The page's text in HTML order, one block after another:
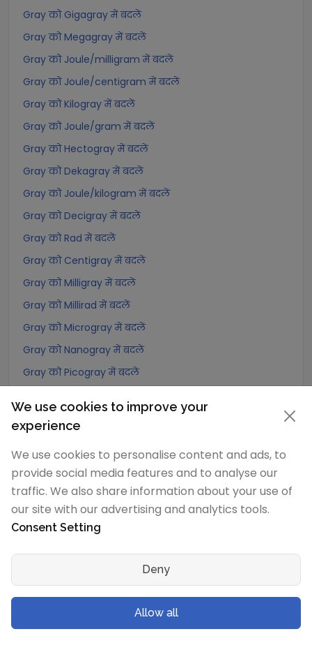
Gray को Gigagray में बदलें
Gray को Megagray में बदलें
Gray को Joule/milligram में बदलें
Gray को Joule/centigram में बदलें
Gray को Kilogray में बदलें
Gray को Joule/gram में बदलें
Gray को Hectogray में बदलें
Gray को Dekagray में बदलें
Gray को Joule/kilogram में बदलें
Gray को Decigray में बदलें
Gray को Rad में बदलें
Gray को Centigray में बदलें
Gray को Milligray में बदलें
Gray को Millirad में बदलें
Gray को Microgray में बदलें
Gray को Nanogray में बदलें
Gray को Picogray में बदलें
Gray को Attogray में बदलें
Joule/kilogramरूपांतरण
Joule/kilogram को Exagray में बदलें
Joule/kilogram को Petagray में बदलें
Joule/kilogram को Teragray में बदलें
Joule/kilogram को Gigagray में बदलें
Joule/kilogram को Megagray में बदलें
Joule/kilogram को Joule/milligram में बदलें
Joule/kilogram को Joule/centigram में बदलें
We use cookies to improve your
experience
We use cookies to personalise content and ads, to
provide social media features and to analyse our
traffic. We also share information about your use of
our site with our advertising and analytics tools.
Consent Setting
Deny
Allow all